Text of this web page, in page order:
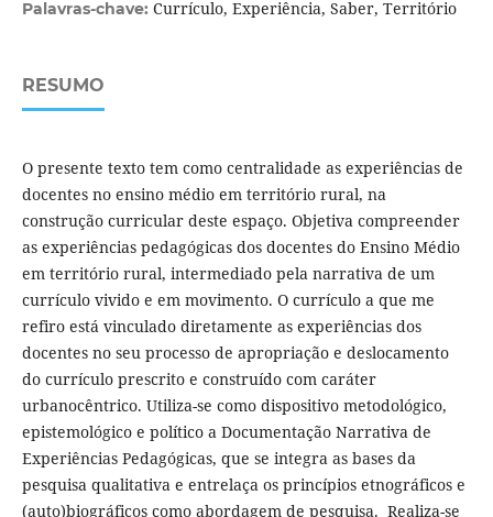
Palavras-chave: Currículo, Experiência, Saber, Território
RESUMO
O presente texto tem como centralidade as experiências de
docentes no ensino médio em território rural, na
construção curricular deste espaço. Objetiva compreender
as experiências pedagógicas dos docentes do Ensino Médio
em território rural, intermediado pela narrativa de um
currículo vivido e em movimento. O currículo a que me
refiro está vinculado diretamente as experiências dos
docentes no seu processo de apropriação e deslocamento
do currículo prescrito e construído com caráter
urbanocêntrico. Utiliza-se como dispositivo metodológico,
epistemológico e político a Documentação Narrativa de
Experiências Pedagógicas, que se integra as bases da
pesquisa qualitativa e entrelaça os princípios etnográficos e
(auto)biográficos como abordagem de pesquisa. Realiza-se